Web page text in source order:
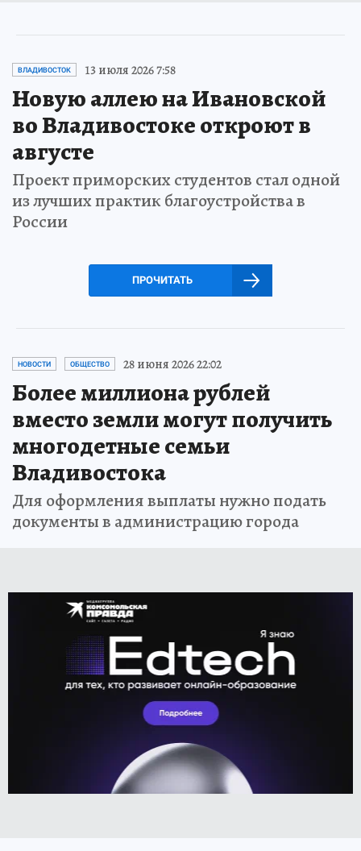
ВЛАДИВОСТОК 13 июля 2026 7:58
Новую аллею на Ивановской
во Владивостоке откроют в
августе
Проект приморских студентов стал одной
из лучших практик благоустройства в
России
ПРОЧИТАТЬ
НОВОСТИ ОБЩЕСТВО 28 июня 2026 22:02
Более миллиона рублей
вместо земли могут получить
многодетные семьи
Владивостока
Для оформления выплаты нужно подать
документы в администрацию города